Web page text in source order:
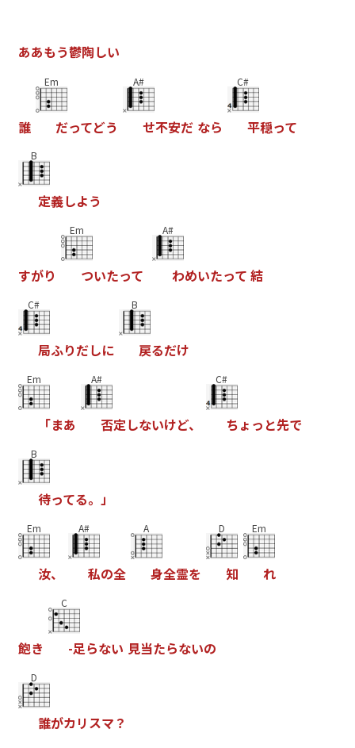
ああもう鬱陶しい
誰
Em
だってどう
A#
せ不安だ なら
C#
平穏って
B
定義しよう
すがり
Em
ついたって
A#
わめいたって 結
C#
局ふりだしに
B
戻るだけ
Em
「まあ
A#
否定しないけど、
C#
ちょ っ と先で
B
待ってる。 」
Em
汝、
A#
私の全
A
身全霊を
D
知
Em
れ
飽き
C
-足らない 見当たらないの
D
誰がカ リスマ ？